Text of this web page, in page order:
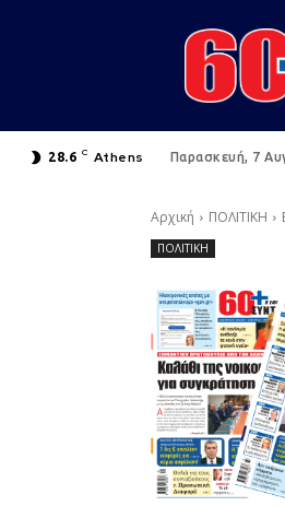
28.6 C Athens Παρασκευή, 7
Αρχική ΠΟΛΙΤΙΚΗ
ΠΟΛΙΤΙΚΗ